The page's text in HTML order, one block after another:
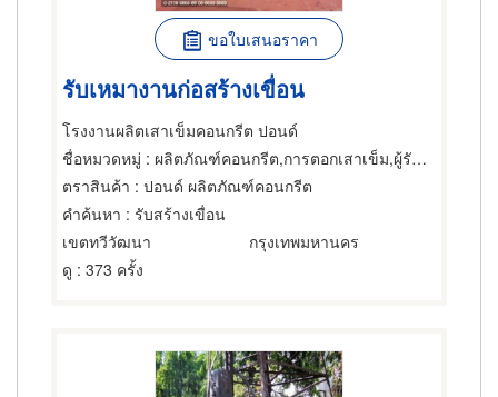
ขอใบเสนอราคา
รับเหมางานก่อสร้าง‌เขื่อน
โรงงานผลิตเสาเข็มคอนกรีต ปอนด์
ชื่อหมวดหมู่ : ผลิตภัณฑ์คอนกรีต,การตอกเสาเข็ม,ผู้รับเหมาตอกและเจาะเสาเข็ม
ตราสินค้า : ปอนด์ ผลิตภัณฑ์คอนกรีต
คำค้นหา : รับสร้าง‌เขื่อน
เขตทวีวัฒนา
กรุงเทพมหานคร
ดู : 373 ครั้ง